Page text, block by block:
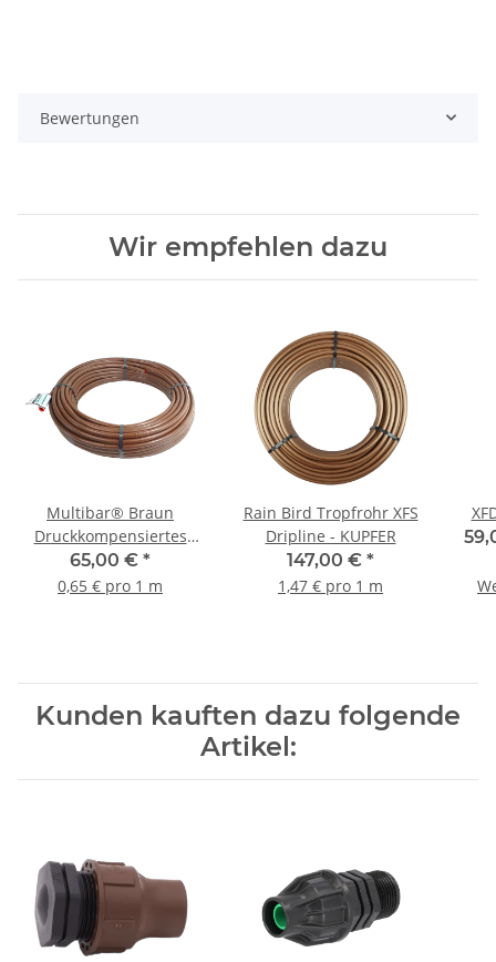
Bewertungen
Wir empfehlen dazu
Multibar® Braun
Druckkompensiertes
Premium Tropfrohr, 33
cm Tropferabstand,
65,00 € *
0,65 € pro 1 m
Rain Bird Tropfrohr XFS
Dripline - KUPFER
147,00 € *
1,47 € pro 1 m
Kunden kauften dazu folgende
Artikel: